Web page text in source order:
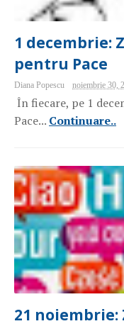
1 decembrie:
pentru Pace
Diana Popescu noiembrie 30,
În fiecare, pe 1
Pace... Continuare..
21